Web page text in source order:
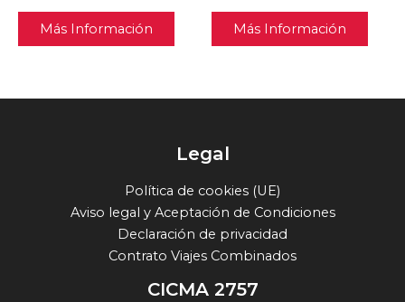
Más Información Más Información
Legal
Política de cookies (UE)
Aviso legal y Aceptación de Condiciones
Declaración de privacidad
Contrato Viajes Combinados
CICMA 2757